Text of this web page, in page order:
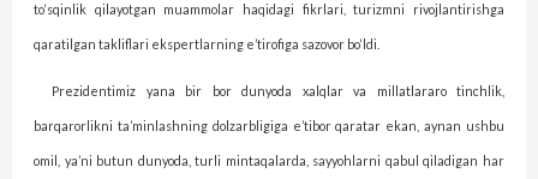
to‘sqinlik qilayotgan muammolar haqidagi fikrlari, turizmni rivojlantirishga
qaratilgan takliflari ekspertlarning e’tirofiga sazovor bo‘ldi.
Prezidentimiz yana bir bor dunyoda xalqlar va millatlararo tinchlik,
barqarorlikni ta’minlashning dolzarbligiga e’tibor qaratar ekan, aynan ushbu
omil, ya’ni butun dunyo­da, turli mintaqalarda, sayyohlarni qabul qiladigan har